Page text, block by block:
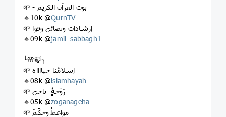
🌱 - بوت القرآن الكريم
🔹10k @QurnTV
🌱 إرشادات ونصائح وقوا
🔹09k @jamil_sabbagh1
╰🌸🍃╮
🌱 إسلامُنا حيااااه
🔹08k @islamhayah
🌱 زَّوًّجَةٍُ َ َناجَح
🔹05k @zoganageha
🌱 مَواعِظْ وَحِكَمْ